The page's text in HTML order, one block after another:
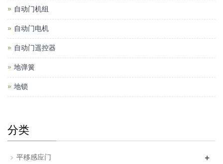
自动门机组
自动门电机
自动门遥控器
地弹簧
地锁
分类
平移感应门 +